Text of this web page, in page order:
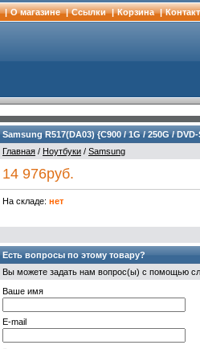
| О магазине | Cсылки | Корзина |
Samsung R517(DA03) {C900 / 1G / 250G /
Главная / Ноутбуки / Samsung
14 976руб.
На складе: нет
Есть вопросы по этому товару?
Вы можете задать нам вопрос(ы) с помощью
Ваше имя
E-mail